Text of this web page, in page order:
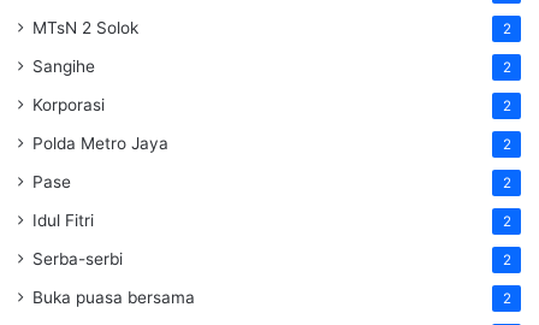
MTsN 2 Solok 2
Sangihe 2
Korporasi 2
Polda Metro Jaya 2
Pase 2
Idul Fitri 2
Serba-serbi 2
Buka puasa bersama 2